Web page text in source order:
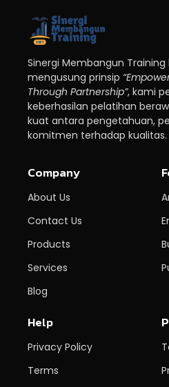
Sinergi Membangun
mengusung prinsip
Through Partnership”, kami
keberhasilan pelatihan
kuat antara pengetahuan,
komitmen terhadap kualitas.
Company
About Us
Contact Us
Products
Services
Blog
Help
Privacy Policy
Terms